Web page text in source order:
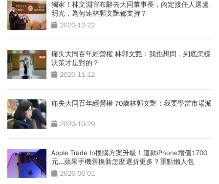
獨家！林文淵宣布辭去大同董事長，內定接任人選盧
明光，為何連林郭文艷都支持？
2020-12-22
痛失大同百年經營權 林郭文艷：我也想問，到底怎樣
決策才是對的？
2020-11-12
痛失大同百年經營權 70歲林郭文艷：我要學當市場派
2020-10-29
Apple Trade In換購方案升級！這款iPhone增值1700
元...蘋果手機舊換新怎麼選折更多？重點懶人包
2026-06-01